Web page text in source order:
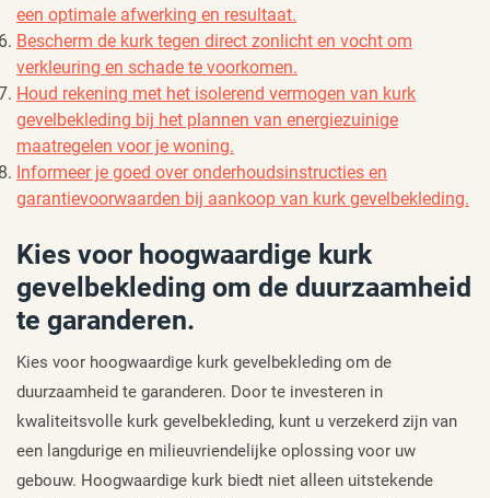
een optimale afwerking en resultaat.
Bescherm de kurk tegen direct zonlicht en vocht om
verkleuring en schade te voorkomen.
Houd rekening met het isolerend vermogen van kurk
gevelbekleding bij het plannen van energiezuinige
maatregelen voor je woning.
Informeer je goed over onderhoudsinstructies en
garantievoorwaarden bij aankoop van kurk gevelbekleding.
Kies voor hoogwaardige kurk
gevelbekleding om de duurzaamheid
te garanderen.
Kies voor hoogwaardige kurk gevelbekleding om de
duurzaamheid te garanderen. Door te investeren in
kwaliteitsvolle kurk gevelbekleding, kunt u verzekerd zijn van
een langdurige en milieuvriendelijke oplossing voor uw
gebouw. Hoogwaardige kurk biedt niet alleen uitstekende